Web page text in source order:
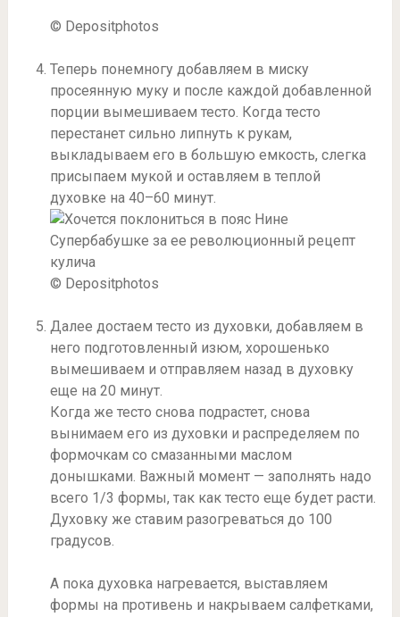
© Depositphotos
Теперь понемногу добавляем в миску
просеянную муку и после каждой добавленной
порции вымешиваем тесто. Когда тесто
перестанет сильно липнуть к рукам,
выкладываем его в большую емкость, слегка
присыпаем мукой и оставляем в теплой
духовке на 40–60 минут.
© Depositphotos
Далее достаем тесто из духовки, добавляем в
него подготовленный изюм, хорошенько
вымешиваем и отправляем назад в духовку
еще на 20 минут.
Когда же тесто снова подрастет, снова
вынимаем его из духовки и распределяем по
формочкам со смазанными маслом
донышками. Важный момент — заполнять надо
всего 1/3 формы, так как тесто еще будет расти.
Духовку же ставим разогреваться до 100
градусов.
А пока духовка нагревается, выставляем
формы на противень и накрываем салфетками,